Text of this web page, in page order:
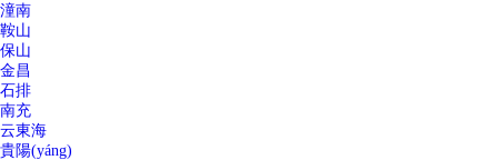
潼南
鞍山
保山
金昌
石排
南充
云東海
貴陽(yáng)